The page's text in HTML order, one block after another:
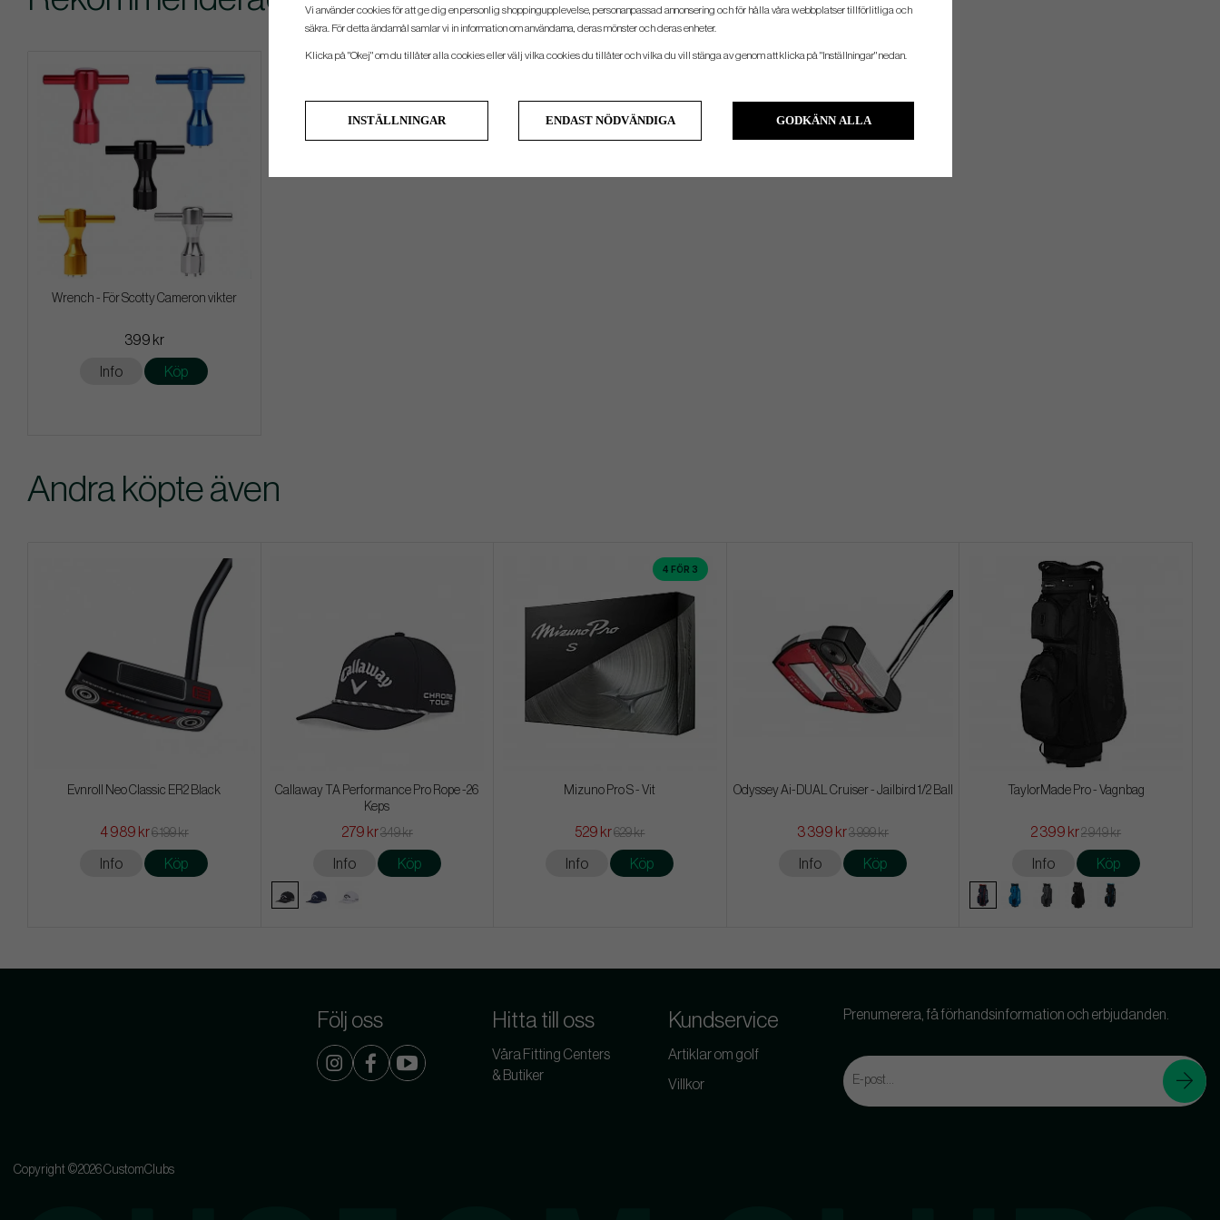
Wrench - För Scotty Cameron vikter
399 kr
Info Köp
Andra köpte även
Evnroll Neo Classic ER2 Black
4 989 kr6 199 kr
Info Köp
Callaway TA Performance Pro Rope -26
Keps
279 kr349 kr
Info Köp
4 FÖR 3
Mizuno Pro S - Vit
529 kr629 kr
Info Köp
Odyssey Ai-DUAL Cruiser - Jailbird 1/2 Ball
3 399 kr3 999 kr
Info Köp
TaylorMade Pro - Vagnbag
2 399 kr2 949 kr
Info Köp
Följ oss Hitta till oss
Våra Fitting Centers
& Butiker
Kundservice
Artiklar om golf
Villkor
Prenumerera, få förhandsinformation och erbjudanden.
Copyright ©2026 CustomClubs
Vi använder cookies för att ge dig en personlig shoppingupplevelse, personanpassad annonsering och för hålla våra webbplatser tillförlitliga och
säkra. För detta ändamål samlar vi in information om användarna, deras mönster och deras enheter.
Klicka på "Okej" om du tillåter alla cookies eller välj vilka cookies du tillåter och vilka du vill stänga av genom att klicka på "Inställningar" nedan.
INSTÄLLNINGAR ENDAST NÖDVÄNDIGA GODKÄNN ALLA